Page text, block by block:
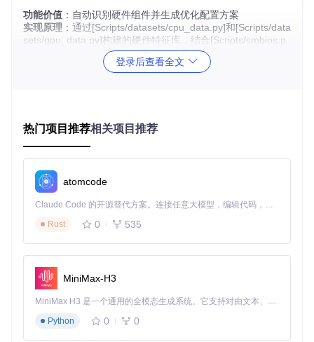
功能价值 ：自动识别硬件组件并生成优化配置方案
实现原理 ：通过[Scripts/datasets/cpu_data.py]和[Scripts/data
sets/gpu_data.py]构建的硬件特征库，结合[Scripts/smbios.p
y]模块的系统信息提取技术，工具能够精准匹配最佳兼容配
置。这就像为你的硬件量身定制一套合身的"系统驱动西装"，
多层级兼容性验证系统
功能价值 ：提前识别潜在冲突，降低配置失败风险
件到系统版本的完整验证链，支持从macOS High Sierra 10.1
3到最新Tahoe 26的全版本检测。配置验证机制就像系统的安
PU驱动兼容性、主板芯片组适配性等进行全面扫描，并以直
观的红绿标记展示结果，让用户清楚了解每个硬件组件的兼容
状态。
登录后查看全文
热门项目推荐相关项目推荐
atomcode
Claude Code 的开源替代方案。连接任意大模型，编辑代码，运行命令，自动验证 — 全自动执行。用 Rust 构建，极致性能。 ｜ An open-source alternative to Claude Code. Connect any LLM, edit code, run commands, and verify changes — autonomously. Built in Rust for speed. Get Started
Rust
0 535
MiniMax-H3
MiniMax H3 是一个通用的全模态生成系统。它支持对由文本、图像、视频和音频组成的多模态上下文进行统一理解，并能生成分辨率高达 2K、时长可达 15 秒的带原生立体声音频的视频。得益于面向任务泛化的系统设计，H3 在预训练阶段就已具备广泛的多模态上下文理解与生成能力，能够出色地执行复杂的多模态指令。
Python
0 0